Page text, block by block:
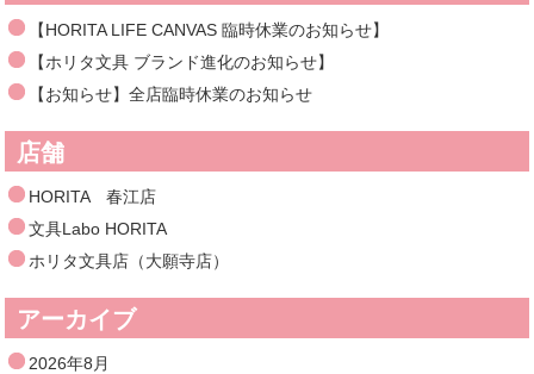
【HORITA LIFE CANVAS 臨時休業のお知らせ】
【ホリタ文具 ブランド進化のお知らせ】
【お知らせ】全店臨時休業のお知らせ
店舗
HORITA 春江店
文具Labo HORITA
ホリタ文具店（大願寺店）
アーカイブ
2026年8月